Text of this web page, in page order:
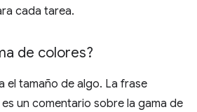
cada tarea.
de colores?
el tamaño de algo. La frase
un comentario sobre la gama de